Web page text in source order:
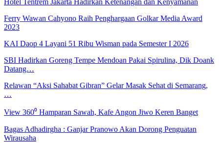
Hotel Tentrem Jakarta Hadirkan Ketenangan dan Kenyamanan
Ferry Wawan Cahyono Raih Penghargaan Golkar Media Award
2023
KAI Daop 4 Layani 51 Ribu Wisman pada Semester I 2026
SBI Hadirkan Goreng Tempe Mendoan Pakai Spirulina, Dik Doank
Datang…
Relawan “Aksi Sahabat Gibran” Gelar Masak Sehat di Semarang,
…
View 360⁰ Hamparan Sawah, Kafe Angon Jiwo Keren Banget
Bagas Adhadirgha : Ganjar Pranowo Akan Dorong Penguatan
Wirausaha